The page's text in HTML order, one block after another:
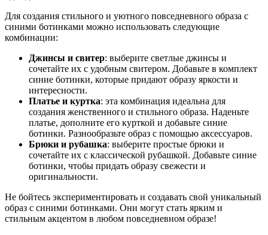
Для создания стильного и уютного повседневного образа с
синими ботинками можно использовать следующие
комбинации:
Джинсы и свитер: выберите светлые джинсы и
сочетайте их с удобным свитером. Добавьте в комплект
синие ботинки, которые придают образу яркости и
интересности.
Платье и куртка: эта комбинация идеальна для
создания женственного и стильного образа. Наденьте
платье, дополните его курткой и добавьте синие
ботинки. Разнообразьте образ с помощью аксессуаров.
Брюки и рубашка: выберите простые брюки и
сочетайте их с классической рубашкой. Добавьте синие
ботинки, чтобы придать образу свежести и
оригинальности.
Не бойтесь экспериментировать и создавать свой уникальный
образ с синими ботинками. Они могут стать ярким и
стильным акцентом в любом повседневном образе!